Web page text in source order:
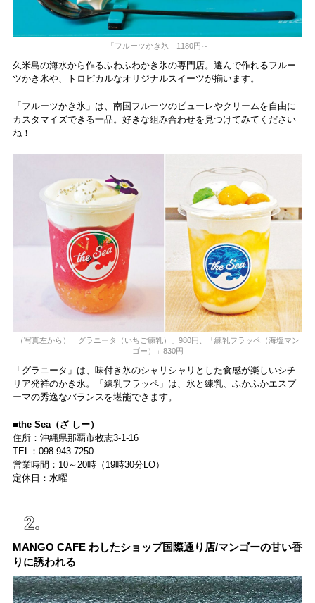
「フルーツかき氷」1180円～
久米島の海水から作るふわふわかき氷の専門店。選んで作れるフルー
ツかき氷や、トロピカルなオリジナルスイーツが揃います。
「フルーツかき氷」は、南国フルーツのピューレやクリームを自由に
カスタマイズできる一品。好きな組み合わせを見つけてみてください
ね！
（写真左から）「グラニータ（いちご練乳）」980円、「練乳フラッペ（海塩マン
ゴー）」830円
「グラニータ」は、味付き氷のシャリシャリとした食感が楽しいシチ
リア発祥のかき氷。「練乳フラッペ」は、氷と練乳、ふかふかエスプ
ーマの秀逸なバランスを堪能できます。
■the Sea（ざ しー）
住所：沖縄県那覇市牧志3-1-16
TEL：098-943-7250
営業時間：10～20時（19時30分LO）
定休日：水曜
MANGO CAFE わしたショップ国際通り店/マンゴーの甘い香
りに誘われる